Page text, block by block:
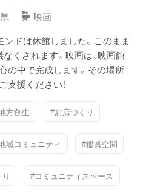
映画
ドは休館しました。このまま
くされます。映画は、映画館
の中で完成します。その場所
支援ください！
方創生 #お店づくり
域コミュニティ #鑑賞空間
#コミュニティスペース